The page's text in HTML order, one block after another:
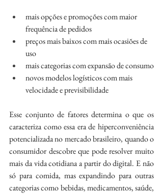
mais opções e promoções com maior
frequência de pedidos
preços mais baixos com mais ocasiões de
uso
mais categorias com expansão de consumo
novos modelos logísticos com mais
velocidade e previsibilidade
Esse conjunto de fatores determina o que os
caracteriza como essa era de hiperconveniência
potencializada no mercado brasileiro, quando o
consumidor descobre que pode resolver muito
mais da vida cotidiana a partir do digital. E não
só para comida, mas expandindo para outras
categorias como bebidas, medicamentos, saúde,